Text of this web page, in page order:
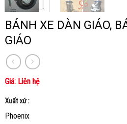
BÁNH XE DÀN GIÁO,
GIÁO
Giá: Liên hệ
Xuất xứ :
Phoenix